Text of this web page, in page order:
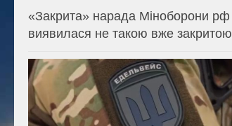
«Закрита» нарада Міноборони рф
виявилася не такою вже закритою